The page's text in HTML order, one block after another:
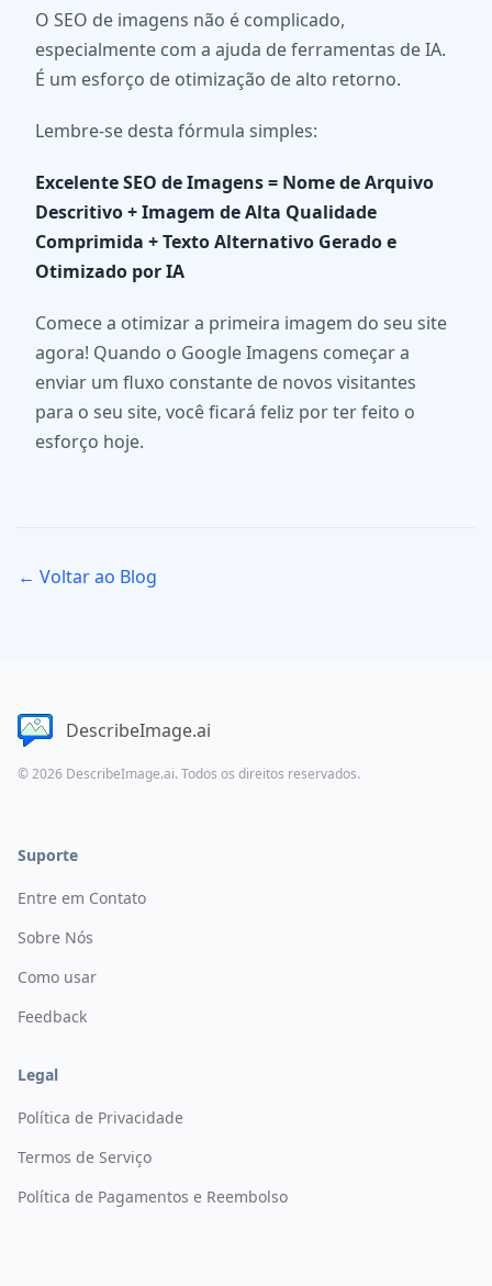
O SEO de imagens não é complicado,
especialmente com a ajuda de ferramentas de IA.
É um esforço de otimização de alto retorno.
Lembre-se desta fórmula simples:
Excelente SEO de Imagens = Nome de Arquivo
Descritivo + Imagem de Alta Qualidade
Comprimida + Texto Alternativo Gerado e
Otimizado por IA
Comece a otimizar a primeira imagem do seu site
agora! Quando o Google Imagens começar a
enviar um fluxo constante de novos visitantes
para o seu site, você ficará feliz por ter feito o
esforço hoje.
← Voltar ao Blog
DescribeImage.ai
© 2026 DescribeImage.ai. Todos os direitos reservados.
Suporte
Entre em Contato
Sobre Nós
Como usar
Feedback
Legal
Política de Privacidade
Termos de Serviço
Política de Pagamentos e Reembolso